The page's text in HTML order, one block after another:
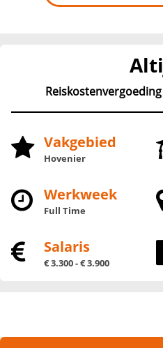
Vakgebied
Hovenier
Werkweek
Full Time
Salaris
€ 3.300 - € 3.900